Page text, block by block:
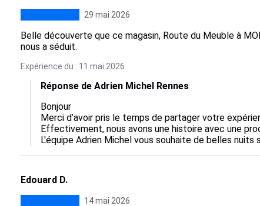
29 mai 2026
Belle découverte que ce magasin, Route du Meuble à
nous a séduit.
Expérience du : 11 mai 2026
Réponse de Adrien Michel Rennes
Bonjour
Merci d’avoir pris le temps de partager votre
Effectivement, nous avons une histoire avec une
L'équipe Adrien Michel vous souhaite de belles nuits
Edouard D.
14 mai 2026